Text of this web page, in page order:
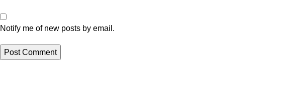
Notify me of new posts by email.